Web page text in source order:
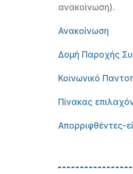
ανακοίνωση).
Ανακοίνωση
Δομή Παροχής
Κοινωνικό
Πίνακας
Απορριφθέντες-